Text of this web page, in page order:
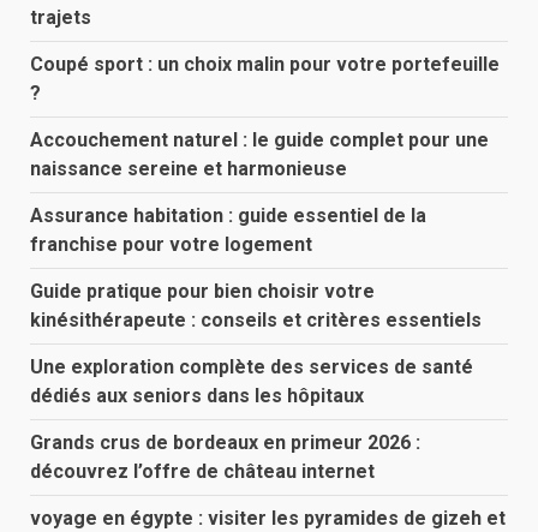
trajets
Coupé sport : un choix malin pour votre portefeuille
?
Accouchement naturel : le guide complet pour une
naissance sereine et harmonieuse
Assurance habitation : guide essentiel de la
franchise pour votre logement
Guide pratique pour bien choisir votre
kinésithérapeute : conseils et critères essentiels
Une exploration complète des services de santé
dédiés aux seniors dans les hôpitaux
Grands crus de bordeaux en primeur 2026 :
découvrez l’offre de château internet
voyage en égypte : visiter les pyramides de gizeh et